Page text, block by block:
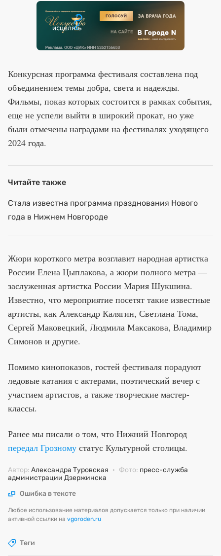
Конкурсная программа фестиваля составлена под
объединением темы добра, света и надежды.
Фильмы, показ которых состоится в рамках события,
еще не успели выйти в широкий прокат, но уже
были отмечены наградами на фестивалях уходящего
2024 года.
Читайте также
Стала известна программа празднования Нового
года в Нижнем Новгороде
Жюри короткого метра возглавит народная артистка
России Елена Цыплакова, а жюри полного метра —
заслуженная артистка России Мария Шукшина.
Известно, что мероприятие посетят такие известные
артисты, как Александр Калягин, Светлана Тома,
Сергей Маковецкий, Людмила Максакова, Владимир
Симонов и другие.
Помимо кинопоказов, гостей фестиваля порадуют
ледовые катания с актерами, поэтический вечер с
участием артистов, а также творческие мастер-
классы.
Ранее мы писали о том, что Нижний Новгород
передал Грозному статус Культурной столицы.
Автор: Александра Туровская · Фото: пресс-служба
администрации Дзержинска
Ошибка в тексте
Любое использование материалов допускается только при наличии
активной ссылки на vgoroden.ru
Теги